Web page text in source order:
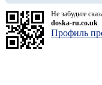
Не забудьте
doska-ru.co.uk
Профиль